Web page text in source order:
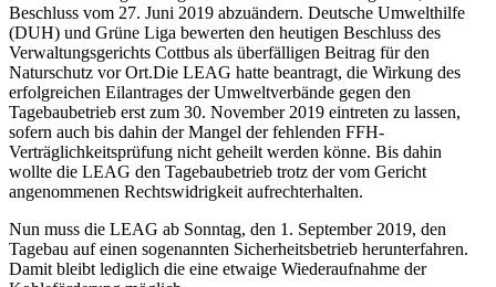
Beschluss vom 27. Juni 2019 abzuändern. Deutsche Umwelthilfe
(DUH) und Grüne Liga bewerten den heutigen Beschluss des
Verwaltungsgerichts Cottbus als überfälligen Beitrag für den
Naturschutz vor Ort.Die LEAG hatte beantragt, die Wirkung des
erfolgreichen Eilantrages der Umweltverbände gegen den
Tagebaubetrieb erst zum 30. November 2019 eintreten zu lassen,
sofern auch bis dahin der Mangel der fehlenden FFH-
Verträglichkeitsprüfung nicht geheilt werden könne. Bis dahin
wollte die LEAG den Tagebaubetrieb trotz der vom Gericht
angenommenen Rechtswidrigkeit aufrechterhalten.
Nun muss die LEAG ab Sonntag, den 1. September 2019, den
Tagebau auf einen sogenannten Sicherheitsbetrieb herunterfahren.
Damit bleibt lediglich die eine etwaige Wiederaufnahme der